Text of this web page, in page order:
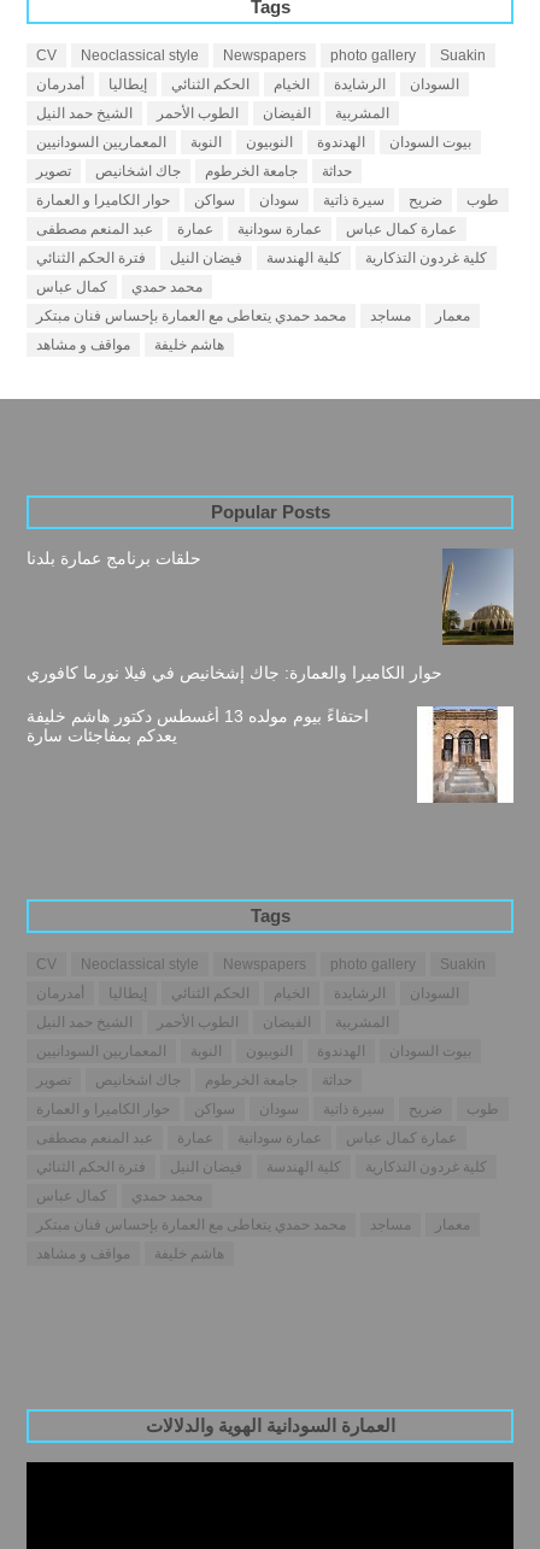
Tags
CV Neoclassical style Newspapers photo gallery
Suakin
أمدرمان
إيطاليا الحكم الثنائي الخيام الرشايدة
السودان
الشيخ حمد النيل
الطوب الأحمر الفيضان
المشربية
المعماريين السودانيين
النوبة النوبيون الهدندوة
بيوت السودان
تصوير
جاك اشخانيص جامعة الخرطوم
حداثة
حوار الكاميرا و العمارة
سواكن سودان سيرة ذاتية ضريح
طوب
عبد المنعم مصطفى
عمارة عمارة سودانية
عمارة كمال عباس
فترة الحكم الثنائي
فيضان النيل كلية الهندسة
كلية غردون التذكارية
كمال عباس
محمد حمدي
محمد حمدي يتعاطى مع العمارة بإحساس فنان مبتكر
مساجد
معمار
مواقف و مشاهد
هاشم خليفة
Popular Posts
حلقات برنامج عمارة بلدنا
حوار الكاميرا والعمارة: جاك إشخانيص في فيلا نورما كافوري
احتفاءً بيوم مولده 13 أغسطس دكتور هاشم خليفة
يعدكم بمفاجئات سارة
Tags
CV Neoclassical style Newspapers photo gallery
Suakin
أمدرمان
إيطاليا الحكم الثنائي الخيام الرشايدة
السودان
الشيخ حمد النيل
الطوب الأحمر الفيضان
المشربية
المعماريين السودانيين
النوبة النوبيون الهدندوة
بيوت السودان
تصوير
جاك اشخانيص جامعة الخرطوم
حداثة
حوار الكاميرا و العمارة
سواكن سودان سيرة ذاتية ضريح
طوب
عبد المنعم مصطفى
عمارة عمارة سودانية
عمارة كمال عباس
فترة الحكم الثنائي
فيضان النيل كلية الهندسة
كلية غردون التذكارية
كمال عباس
محمد حمدي
محمد حمدي يتعاطى مع العمارة بإحساس فنان مبتكر
مساجد
معمار
مواقف و مشاهد
هاشم خليفة
العمارة السودانية الهوية والدلالات